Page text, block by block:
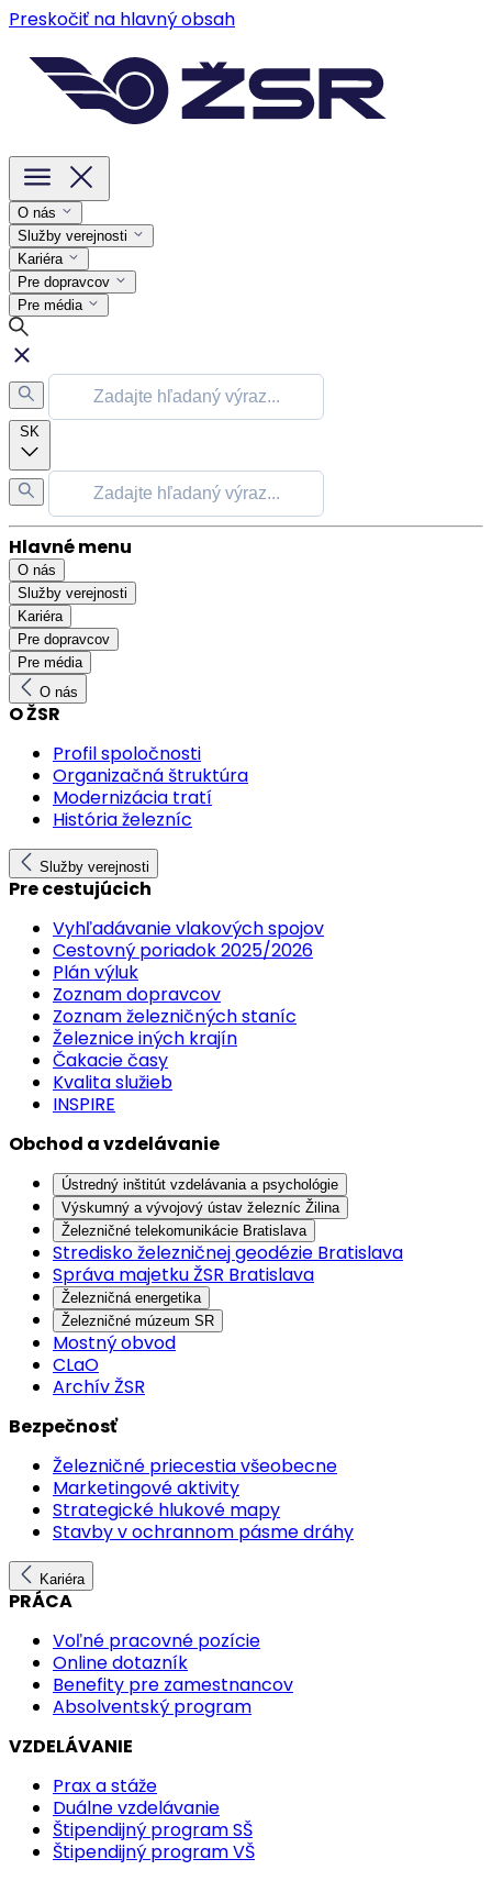
Preskočiť na hlavný obsah
O nás
Služby verejnosti
Kariéra
Pre dopravcov
Pre média
SK
Hlavné menu
O nás
Služby verejnosti
Kariéra
Pre dopravcov
Pre média
O nás
O ŽSR
Profil spoločnosti
Organizačná štruktúra
Modernizácia tratí
História železníc
Služby verejnosti
Pre cestujúcich
Vyhľadávanie vlakových spojov
Cestovný poriadok 2025/2026
Plán výluk
Zoznam dopravcov
Zoznam železničných staníc
Železnice iných krajín
Čakacie časy
Kvalita služieb
INSPIRE
Obchod a vzdelávanie
Ústredný inštitút vzdelávania a psychológie
Výskumný a vývojový ústav železníc Žilina
Železničné telekomunikácie Bratislava
Stredisko železničnej geodézie Bratislava
Správa majetku ŽSR Bratislava
Železničná energetika
Železničné múzeum SR
Mostný obvod
CLaO
Archív ŽSR
Bezpečnosť
Železničné priecestia všeobecne
Marketingové aktivity
Strategické hlukové mapy
Stavby v ochrannom pásme dráhy
Kariéra
PRÁCA
Voľné pracovné pozície
Online dotazník
Benefity pre zamestnancov
Absolventský program
VZDELÁVANIE
Prax a stáže
Duálne vzdelávanie
Štipendijný program SŠ
Štipendijný program VŠ